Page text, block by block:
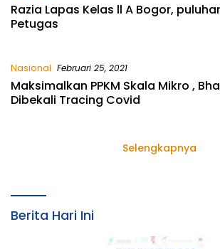
Razia Lapas Kelas ll A Bogor,
Petugas
Nasional Februari 25, 2021
Maksimalkan PPKM Skala Mikro ,
Dibekali Tracing Covid
Selengkapnya
Berita Hari Ini